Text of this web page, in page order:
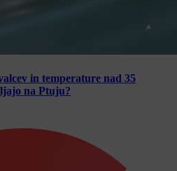
in temperature nad 35
na Ptuju?